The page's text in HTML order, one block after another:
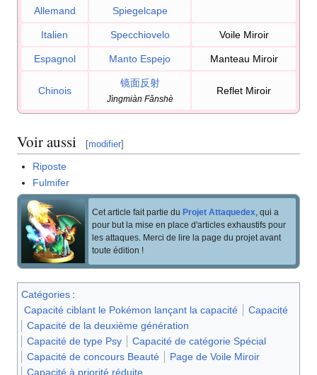
Allemand Spiegelcape
Italien Specchiovelo Voile Miroir
Espagnol Manto Espejo Manteau Miroir
Chinois
镜面反射
Jìngmiàn Fǎnshè
Reflet Miroir
Voir aussi [modifier]
Riposte
Fulmifer
Cet article fait partie du Projet Attaquedex, qui a
pour but la mise en place d'articles exhaustifs pour
les attaques. Merci de lire la page du projet avant
toute édition !
Catégories :
Capacité ciblant le Pokémon lançant la capacité
Capacité
Capacité de la deuxième génération
Capacité de type Psy
Capacité de catégorie Spécial
Capacité de concours Beauté
Page de Voile Miroir
Capacité à priorité réduite